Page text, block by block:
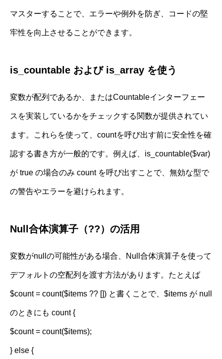
マスターすることで、エラーや例外を防ぎ、コードの堅
牢性を向上させることができます。
is_countable および is_array を使う
変数が配列であるか、またはCountableインターフェー
スを実装しているかをチェックする関数が提供されてい
ます。これらを使って、countを呼び出す前に安全性を確
認する書き方が一般的です。例えば、is_countable($var)
が true の場合のみ count を呼び出すことで、無効な型で
の警告やエラーを避けられます。
Null合体演算子（??）の活用
変数がnullの可能性がある場合、Null合体演算子を使って
デフォルトの空配列を渡す方法があります。たとえば
$count = count($items ?? []) と書くことで、$items が null
のときにも count {
$count = count($items);
} else {